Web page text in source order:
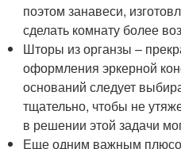
поэтом занавеси,
сделать комнату более
Шторы из органзы –
оформления эркерной
оснований следует
тщательно, чтобы не
в решении этой задачи
Еще одним важным